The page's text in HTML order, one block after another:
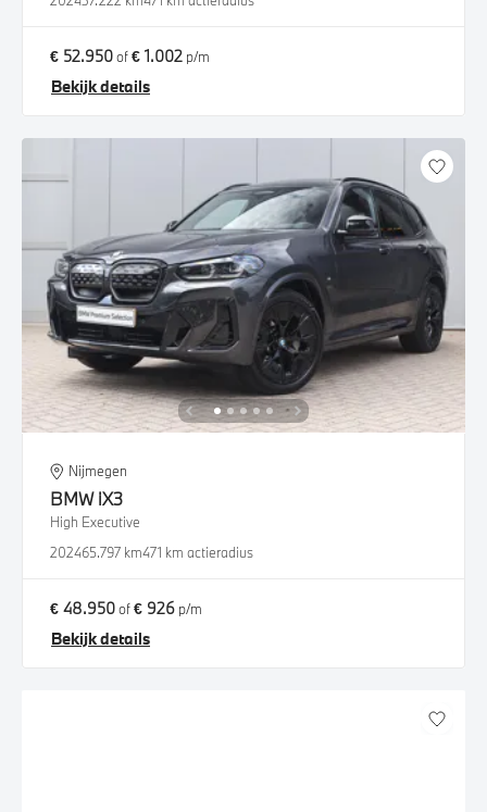
€ 52.950of€ 1.002 p/m
Bekijk details
Nijmegen
BMW iX3
High Executive
202465.797 km471 km actieradius
€ 48.950of€ 926 p/m
Bekijk details